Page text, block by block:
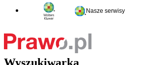
Nasze serwisy